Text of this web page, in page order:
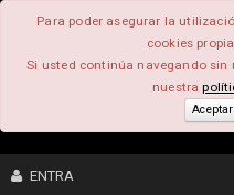
Para poder asegurar la
cookies
Si usted continúa navegando
nuestra
ENTRA